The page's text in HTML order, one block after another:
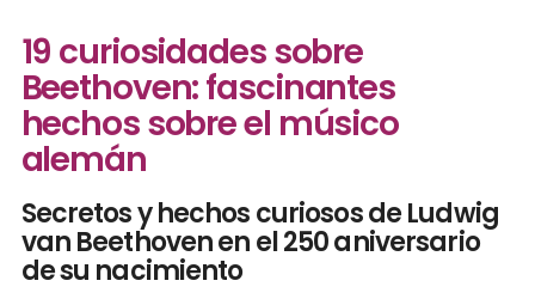
19 curiosidades sobre
Beethoven: fascinantes
hechos sobre el músico
alemán
Secretos y hechos curiosos de Ludwig
van Beethoven en el 250 aniversario
de su nacimiento